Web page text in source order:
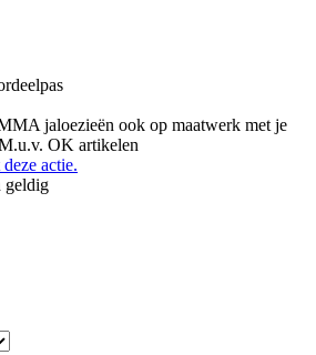
jaloezieën ook op maatwerk met je
OK artikelen
actie.
geldig